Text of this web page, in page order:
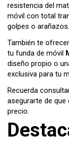
resistencia del
móvil con total
golpes o arañazos.
También te
tu funda de móvil
diseño propio o
exclusiva para tu
Recuerda
asegurarte de
precio.